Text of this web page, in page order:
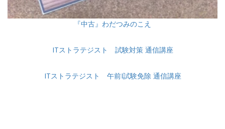
『中古』わだつみのこえ
ITストラテジスト 試験対策 通信講座
ITストラテジスト 午前I試験免除 通信講座